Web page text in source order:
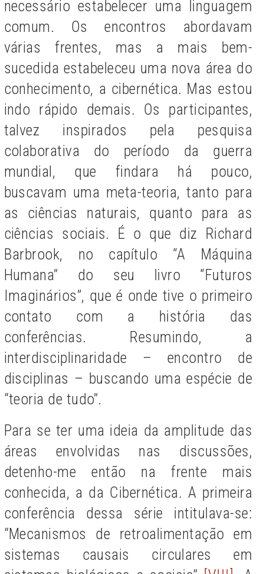
necessário estabelecer uma linguagem
comum. Os encontros abordavam
várias frentes, mas a mais bem-
sucedida estabeleceu uma nova área do
conhecimento, a cibernética. Mas estou
indo rápido demais. Os participantes,
talvez inspirados pela pesquisa
colaborativa do período da guerra
mundial, que findara há pouco,
buscavam uma meta-teoria, tanto para
as ciências naturais, quanto para as
ciências sociais. É o que diz Richard
Barbrook, no capítulo “A Máquina
Humana” do seu livro “Futuros
Imaginários”, que é onde tive o primeiro
contato com a história das
conferências. Resumindo, a
interdisciplinaridade – encontro de
disciplinas – buscando uma espécie de
“teoria de tudo”.
Para se ter uma ideia da amplitude das
áreas envolvidas nas discussões,
detenho-me então na frente mais
conhecida, a da Cibernética. A primeira
conferência dessa série intitulava-se:
“Mecanismos de retroalimentação em
sistemas causais circulares em